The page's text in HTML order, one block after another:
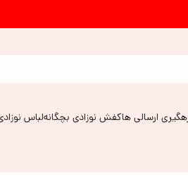
ارسالی هاکفش نوزادی بچگانهلباس